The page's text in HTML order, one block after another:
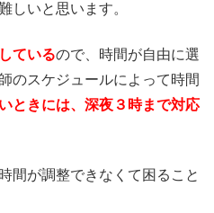
しいと思います。
ているので、時間が自由に選
のスケジュールによって時間
ときには、深夜３時まで対応
間が調整できなくて困ること